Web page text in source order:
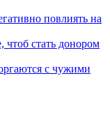
повлиять на
чтоб стать донором
с чужими